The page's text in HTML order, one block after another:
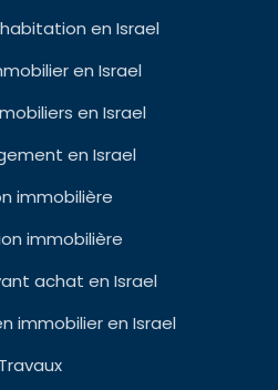
en Israel
en Israel
en Israel
en Israel
immobilière
immobilière
achat en Israel
immobilier en Israel
Travaux